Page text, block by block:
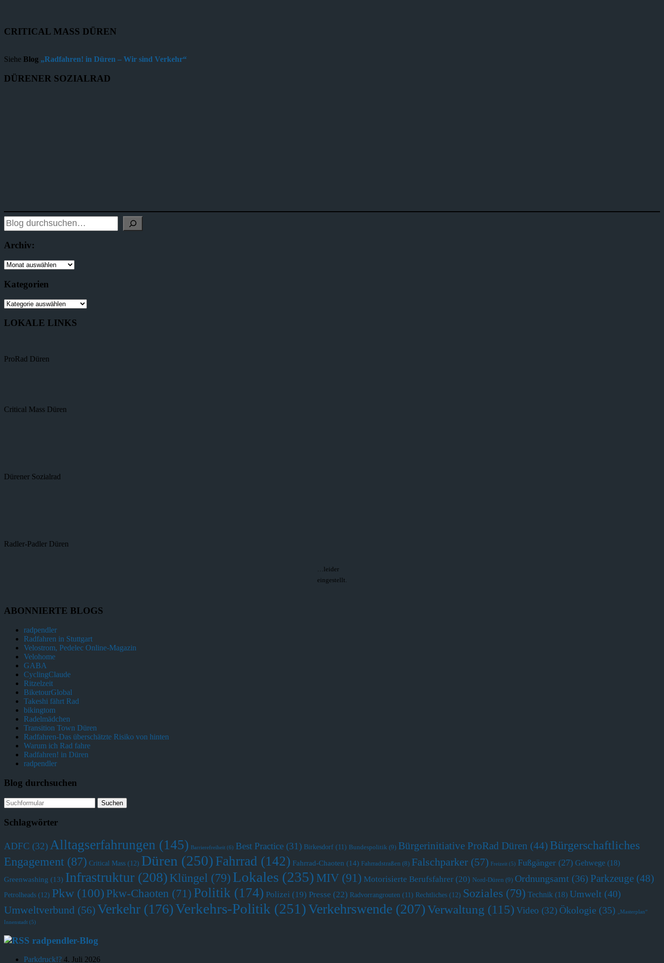
CRITICAL MASS DÜREN
Siehe Blog „Radfahren! in Düren – Wir sind Verkehr“
DÜRENER SOZIALRAD
Archiv:
Kategorien
LOKALE LINKS
ProRad Düren
Critical Mass Düren
Dürener Sozialrad
Radler-Padler Düren
…leider
eingestellt.
ABONNIERTE BLOGS
radpendler
Radfahren in Stuttgart
Velostrom, Pedelec Online-Magazin
Velohome
GABA
CyclingClaude
Ritzelzeit
BiketourGlobal
Takeshi fährt Rad
bikingtom
Radelmädchen
Transition Town Düren
Radfahren-Das überschätzte Risiko von hinten
Warum ich Rad fahre
Radfahren! in Düren
radpendler
Blog durchsuchen
Schlagwörter
ADFC (32)Alltagserfahrungen (145) Barrierefreiheit (6) Best Practice (31) Birkesdorf (11) Bundespolitik (9) Bürgerinitiative ProRad Düren (44) Bürgerschaftliches
Engagement (87) Critical Mass (12) Düren (250) Fahrrad (142) Fahrrad-Chaoten (14) Fahrradstraßen (8) Falschparker (57) Freizeit (5) Fußgänger (27) Gehwege (18)
Greenwashing (13) Infrastruktur (208) Klüngel (79) Lokales (235) MIV (91) Motorisierte Berufsfahrer (20) Nord-Düren (9) Ordnungsamt (36) Parkzeuge (48)
Petrolheads (12) Pkw (100) Pkw-Chaoten (71) Politik (174) Polizei (19) Presse (22) Radvorrangrouten (11) Rechtliches (12) Soziales (79) Technik (18) Umwelt (40)
Umweltverbund (56)Verkehr (176)Verkehrs-Politik (251)Verkehrswende (207)Verwaltung (115) Video (32) Ökologie (35)
„Masterplan“
Innenstadt (5)
radpendler-Blog
Parkdruck!? 4. Juli 2026